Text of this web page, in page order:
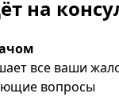
на
все ваши
вопросы